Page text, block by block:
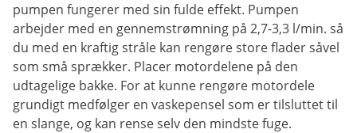
pumpen fungerer med sin fulde effekt. Pumpen
arbejder med en gennemstrømning på 2,7-3,3 l/min. så
du med en kraftig stråle kan rengøre store flader såvel
som små sprækker. Placer motordelene på den
udtagelige bakke. For at kunne rengøre motordele
grundigt medfølger en vaskepensel som er tilsluttet til
en slange, og kan rense selv den mindste fuge.